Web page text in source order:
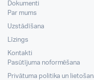
Dokumenti
Par mums
Uzstādīšana
Līzings
Kontakti
Pasūtījuma noformēšana
Privātuma politika un